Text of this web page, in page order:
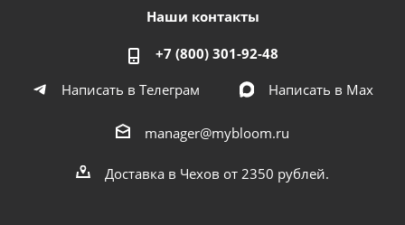
Наши контакты
+7 (800) 301-92-48
Написать в Телеграм
Написать в Мах
manager@mybloom.ru
Доставка в Чехов от 2350 рублей.